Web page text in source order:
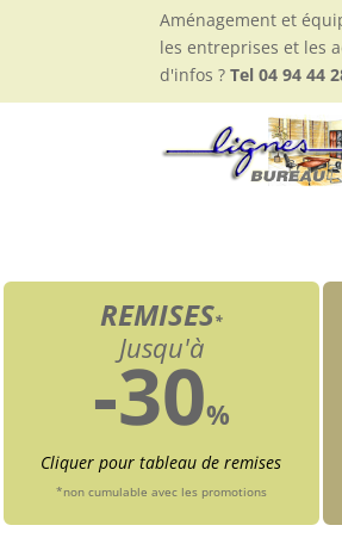
Aménagement et
les entreprises et les
d'infos ?Tel 04 94 44
REMISES*
Jusqu'à
-30%
Cliquer pour tableau de remises
*non cumulable avec les promotions